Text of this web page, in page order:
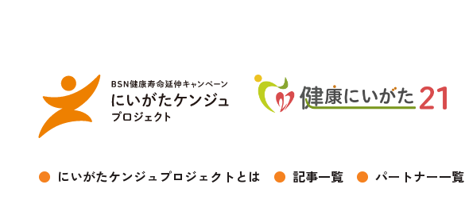
● にいがたケンジュプロジェクトとは ● 記事一覧 ● パートナー一覧